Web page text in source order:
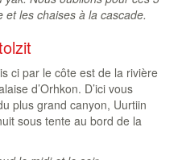
les chaises à la cascade.
ci par le côte est de la rivière
d’Orhkon. D’ici vous
plus grand canyon, Uurtiin
sous tente au bord de la